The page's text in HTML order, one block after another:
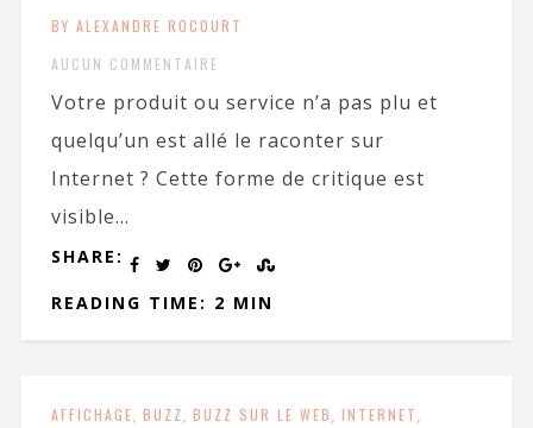
BY ALEXANDRE ROCOURT
AUCUN COMMENTAIRE
Votre produit ou service n’a pas plu et
quelqu’un est allé le raconter sur
Internet ? Cette forme de critique est
visible...
SHARE:
READING TIME: 2 MIN
AFFICHAGE, BUZZ, BUZZ SUR LE WEB, INTERNET,